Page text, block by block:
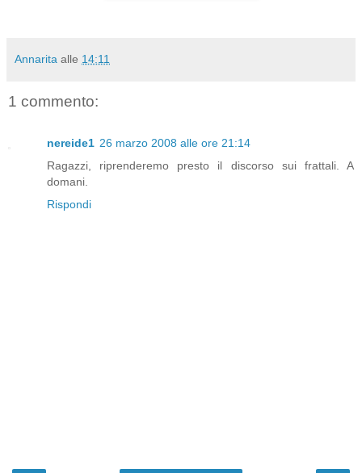
Annarita alle 14:11
1 commento:
nereide1 26 marzo 2008 alle ore 21:14
Ragazzi, riprenderemo presto il discorso sui frattali. A
domani.
Rispondi